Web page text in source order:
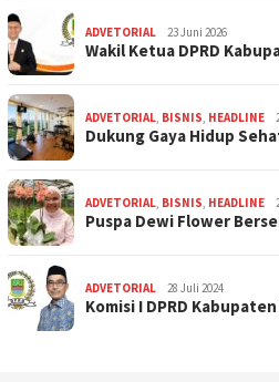
ADVETORIAL 23 Juni 2026
Wakil Ketua DPRD
ADVETORIAL BISNIS HEADLINE
Dukung Gaya Hidup
ADVETORIAL BISNIS HEADLINE
Puspa Dewi Flower
ADVETORIAL 28 Juli 2024
Komisi I DPRD